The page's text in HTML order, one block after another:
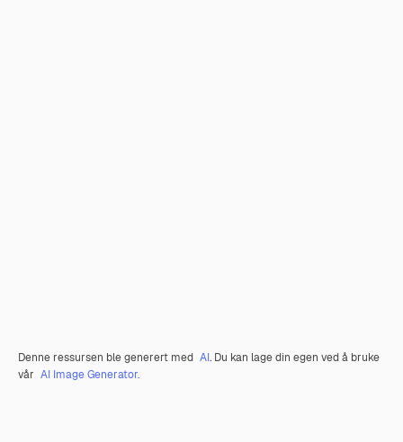
Denne ressursen ble generert med AI. Du kan lage din egen ved å bruke
vår AI Image Generator.